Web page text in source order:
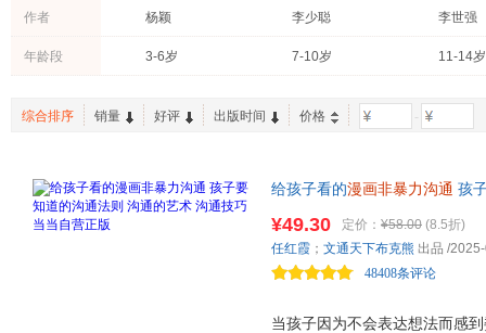
延边大学出版社
海豚出版社
贵州人民出版社
中国书
四川文艺出版社
阳光出版社
汕头大
万卷出版公司
中华工商联合出版社
群言出
华夏出版社
天津杨
江苏科学技术出版社
中国农
朝华出版社
山东教育出版社
江西教
作者 杨颖 李少聪
李世强
桑德拉·格林
李士勋
张薇
鲁迅
李静
杨柳
年龄段 3-6岁 7-10岁 11-14岁
综合排序 销量 好评 出版时间 价格 -
给孩子看的漫画非暴力沟通 孩
治孩子嘴笨、反应慢、不会说
孩子轻松摆脱怯场、社恐、避
更是一种
当孩子因为不会表达想法而感
¥49.30 定价： ¥58.00 (8.5折)
48408条评论
任红霞 ； 文通天下布克熊 出品 /